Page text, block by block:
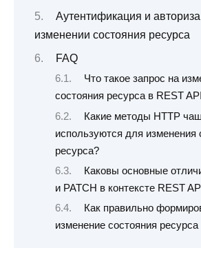
Аутентификация и
изменении состояния ресурса
FAQ
Что такое запрос на
состояния ресурса в REST
Какие методы HTTP
используются для изменения
ресурса?
Каковы основные
и PATCH в контексте REST
Как правильно
изменение состояния